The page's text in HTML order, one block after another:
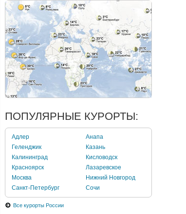
ПОПУЛЯРНЫЕ КУРОРТЫ:
Адлер
Анапа
Геленджик
Казань
Калининград
Кисловодск
Красноярск
Лазаревское
Москва
Нижний Новгород
Санкт-Петербург
Сочи
Все курорты России